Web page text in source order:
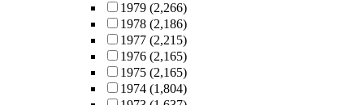
1979 (2,266)
1978 (2,186)
1977 (2,215)
1976 (2,165)
1975 (2,165)
1974 (1,804)